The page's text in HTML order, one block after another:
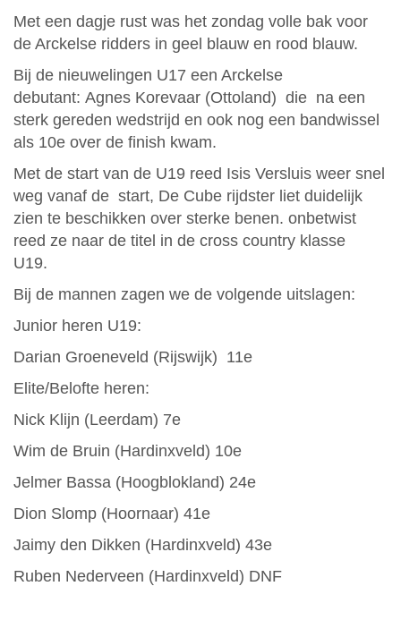
Met een dagje rust was het zondag volle bak voor
de Arckelse ridders in geel blauw en rood blauw.
Bij de nieuwelingen U17 een Arckelse
debutant: Agnes Korevaar (Ottoland) die na een
sterk gereden wedstrijd en ook nog een bandwissel
als 10e over de finish kwam.
Met de start van de U19 reed Isis Versluis weer snel
weg vanaf de start, De Cube rijdster liet duidelijk
zien te beschikken over sterke benen. onbetwist
reed ze naar de titel in de cross country klasse
U19.
Bij de mannen zagen we de volgende uitslagen:
Junior heren U19:
Darian Groeneveld (Rijswijk) 11e
Elite/Belofte heren:
Nick Klijn (Leerdam) 7e
Wim de Bruin (Hardinxveld) 10e
Jelmer Bassa (Hoogblokland) 24e
Dion Slomp (Hoornaar) 41e
Jaimy den Dikken (Hardinxveld) 43e
Ruben Nederveen (Hardinxveld) DNF